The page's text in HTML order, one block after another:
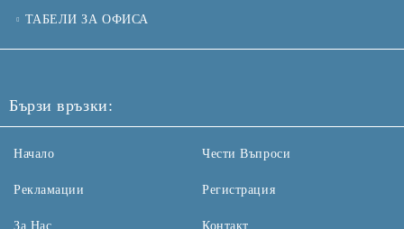
ТАБЕЛИ ЗА ОФИСА
Бързи връзки:
Начало
Рекламации
За Нас
Чести Въпроси
Регистрация
Контакт